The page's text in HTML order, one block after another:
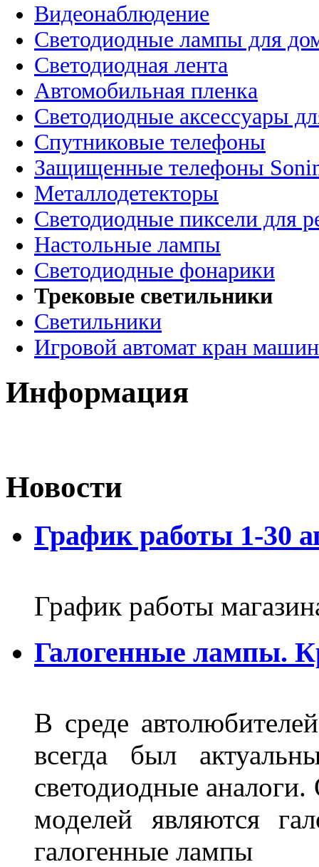
Видеонаблюдение
Светодиодные лампы для
Светодиодная лента
Автомобильная пленка
Светодиодные аксессуары
Спутниковые телефоны
Защищенные телефоны
Металлодетекторы
Светодиодные пиксели для
Настольные лампы
Светодиодные фонарики
Трековые светильники
Светильники
Игровой автомат кран
Информация
Новости
График работы 1-30
График работы
Галогенные лампы.
В среде
всегда был
светодиодные
моделей являются
галогенные лампы